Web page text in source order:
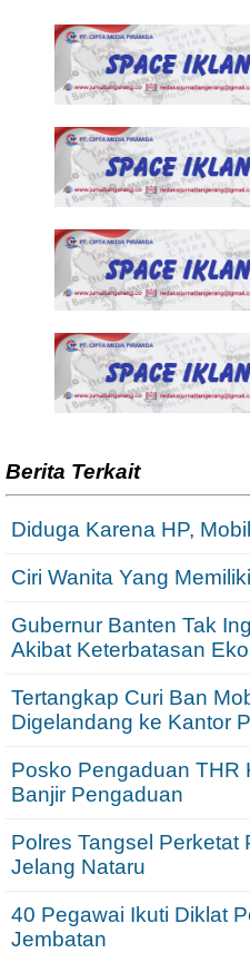
Berita Terkait
Diduga Karena HP,
Ciri Wanita Yang
Gubernur Banten Tak
Akibat Keterbatasan
Tertangkap Curi Ban
Digelandang ke Kantor
Posko Pengaduan THR
Banjir Pengaduan
Polres Tangsel Perketat
Jelang Nataru
40 Pegawai Ikuti Diklat
Jembatan